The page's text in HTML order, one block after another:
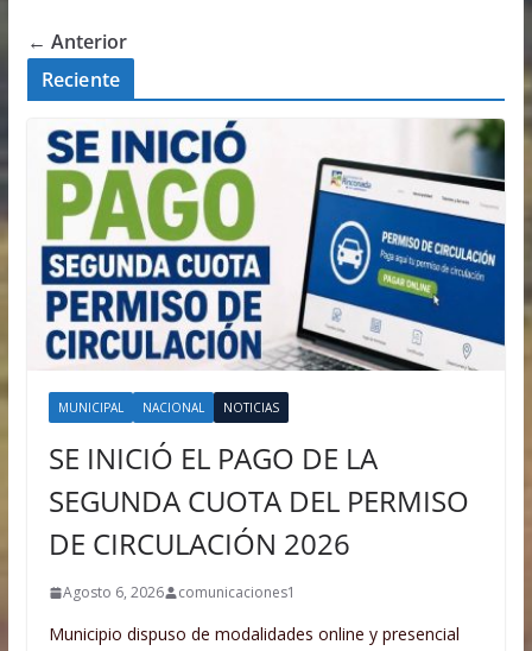
← Anterior
Reciente
MUNICIPAL NACIONAL NOTICIAS
SE INICIÓ EL PAGO DE LA
SEGUNDA CUOTA DEL PERMISO
DE CIRCULACIÓN 2026
Agosto 6, 2026 comunicaciones1
Municipio dispuso de modalidades online y presencial